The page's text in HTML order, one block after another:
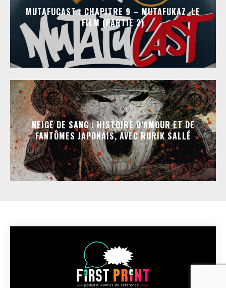
MUTAFUCAST : CHAPITRE 9 – MUTAFUKAZ, LE
FILM (PARTIE 2)
NEIGE DE SANG : HISTOIRE D’AMOUR ET DE
FANTÔMES JAPONAIS, AVEC RURIK SALLÉ